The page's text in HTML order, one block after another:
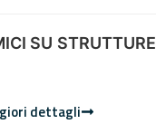
SU STRUTTURE
dettagli